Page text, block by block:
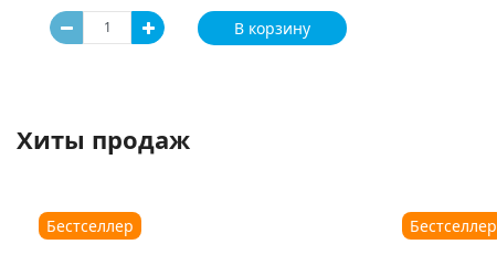
В корзину
Хиты продаж
Бестселлер Бестселлер